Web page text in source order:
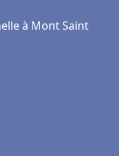
à Mont Saint